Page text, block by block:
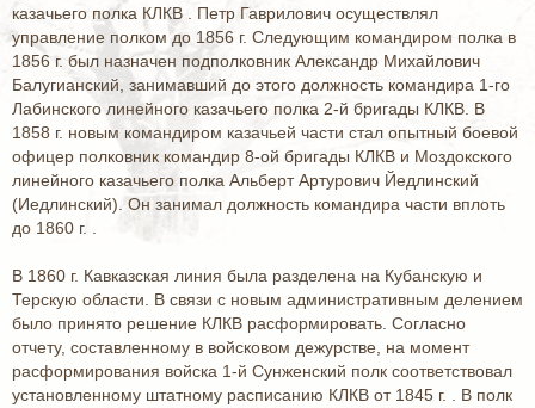
казачьего полка КЛКВ . Петр Гаврилович осуществлял
управление полком до 1856 г. Следующим командиром полка в
1856 г. был назначен подполковник Александр Михайлович
Балугианский, занимавший до этого должность командира 1-го
Лабинского линейного казачьего полка 2-й бригады КЛКВ. В
1858 г. новым командиром казачьей части стал опытный боевой
офицер полковник командир 8-ой бригады КЛКВ и Моздокского
линейного казачьего полка Альберт Артурович Йедлинский
(Иедлинский). Он занимал должность командира части вплоть
до 1860 г. .
В 1860 г. Кавказская линия была разделена на Кубанскую и
Терскую области. В связи с новым административным делением
было принято решение КЛКВ расформировать. Согласно
отчету, составленному в войсковом дежурстве, на момент
расформирования войска 1-й Сунженский полк соответствовал
установленному штатному расписанию КЛКВ от 1845 г. . В полк